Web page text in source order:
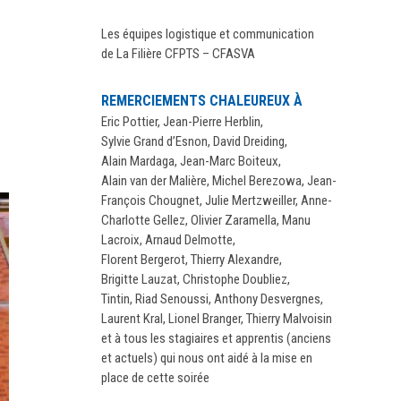
Les équipes logistique et communication
de La Filière CFPTS – CFASVA
REMERCIEMENTS CHALEUREUX À
Eric Pottier, Jean-Pierre Herblin,
Sylvie Grand d’Esnon, David Dreiding,
Alain Mardaga, Jean-Marc Boiteux,
Alain van der Malière, Michel Berezowa, Jean-
François Chougnet, Julie Mertzweiller, Anne-
Charlotte Gellez, Olivier Zaramella, Manu
Lacroix, Arnaud Delmotte,
Florent Bergerot, Thierry Alexandre,
Brigitte Lauzat, Christophe Doubliez,
Tintin, Riad Senoussi, Anthony Desvergnes,
Laurent Kral, Lionel Branger, Thierry Malvoisin
et à tous les stagiaires et apprentis (anciens
et actuels) qui nous ont aidé à la mise en
place de cette soirée